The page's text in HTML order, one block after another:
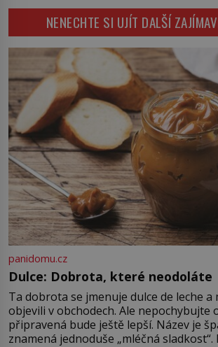
potácí zcela
Konerak
zastaví policejní
nadiktuje adresu
Strážníci ho dopraví
udaného bytu.
je ovšem jeden z
vrahů, Jeffrey
Je 27. května
NENECHTE SI UJÍT DALŠÍ
panidomu.cz
Dulce: Dobrota, které neodoláte
Ta dobrota se jmenuje dulce de leche a
objevili v obchodech. Ale nepochybujte
připravená bude ještě lepší. Název je
znamená jednoduše „mléčná sladkost“.